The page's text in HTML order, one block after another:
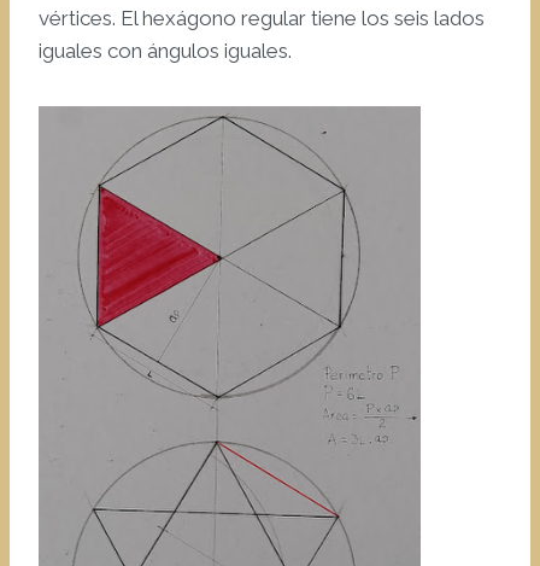
vértices. El hexágono regular tiene los seis lados
iguales con ángulos iguales.